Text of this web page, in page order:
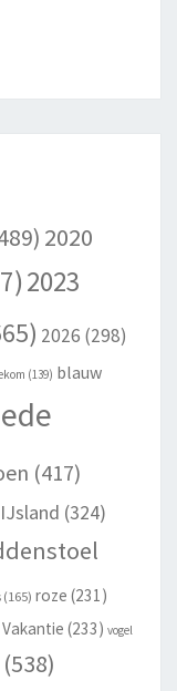
2020
2023
2026 (298)
(139) blauw
ede
(417)
IJsland (324)
(165) roze (231)
Vakantie (233) vogel
(538)